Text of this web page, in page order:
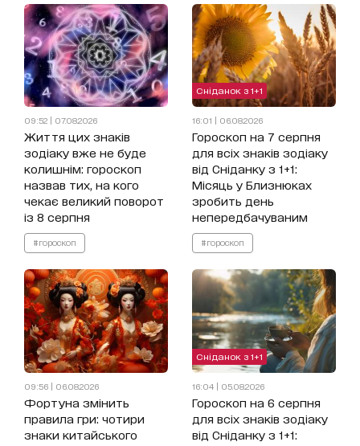
09:52 | 07.08.2026
Життя цих знаків
зодіаку вже не буде
колишнім: гороскоп
назвав тих, на кого
чекає великий поворот
із 8 серпня
#гороскоп
Сніданок з 1+1
16:01 | 06.08.2026
Гороскоп на 7 серпня
для всіх знаків зодіаку
від Сніданку з 1+1:
Місяць у Близнюках
зробить день
непередбачуваним
#гороскоп
09:56 | 06.08.2026
Фортуна змінить
правила гри: чотири
знаки китайського
Сніданок з 1+1
16:04 | 05.08.2026
Гороскоп на 6 серпня
для всіх знаків зодіаку
від Сніданку з 1+1: